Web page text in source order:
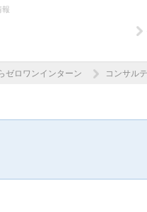
報
ゼロワンインターン コンサル